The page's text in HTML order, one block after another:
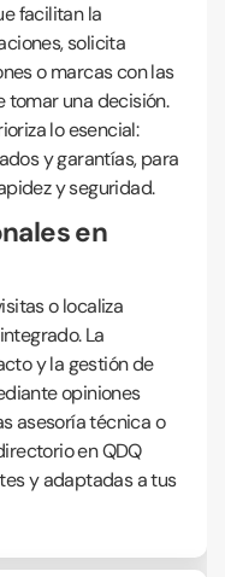
facilitan la
solicita
o marcas con las
tomar una decisión.
lo esencial:
y garantías, para
y seguridad.
en
o localiza
La
y la gestión de
opiniones
asesoría técnica o
en QDQ
y adaptadas a tus